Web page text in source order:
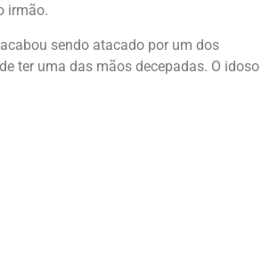
irmão.
sendo atacado por um dos
ter uma das mãos decepadas. O idoso